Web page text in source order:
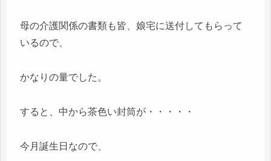
母の介護関係の書類も皆、娘宅に送付してもらって
いるので、
かなりの量でした。
すると、中から茶色い封筒が・・・・・
今月誕生日なので、